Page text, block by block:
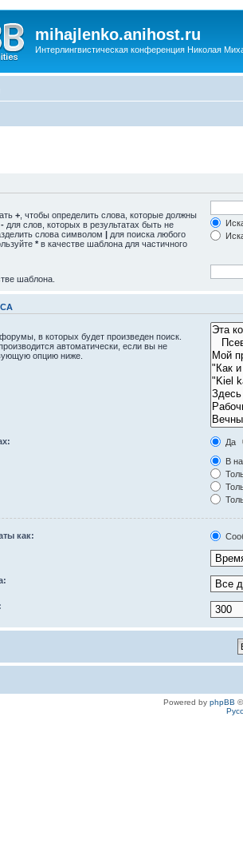
mihajlenko.anihost.ru
Интерлингвистическая конференция Николая
+ , чтобы определить слова, которые должны
- для слов, которых в результатах быть не
слова символом | для поиска любого
* в качестве шаблона для частичного
шаблона.
в которых будет произведен поиск.
автоматически, если вы не
опцию ниже.
Да
В
как:
Powered by phpBB